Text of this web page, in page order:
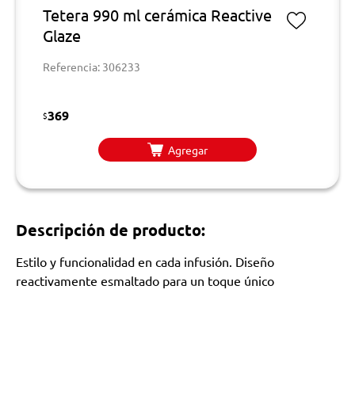
Tetera 990 ml cerámica Reactive
Glaze
Referencia: 306233
$369
Agregar
Descripción de producto:
Estilo y funcionalidad en cada infusión. Diseño
reactivamente esmaltado para un toque único